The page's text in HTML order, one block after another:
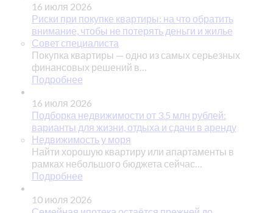
16 июля 2026
Риски при покупке квартиры: на что обратить
внимание, чтобы не потерять деньги и жилье
Совет специалиста
Покупка квартиры — одно из самых серьезных
финансовых решений в…
Подробнее
16 июля 2026
Подборка недвижимости от 3.5 млн рублей:
варианты для жизни, отдыха и сдачи в аренду
Недвижимость у моря
Найти хорошую квартиру или апартаменты в
рамках небольшого бюджета сейчас…
Подробнее
10 июля 2026